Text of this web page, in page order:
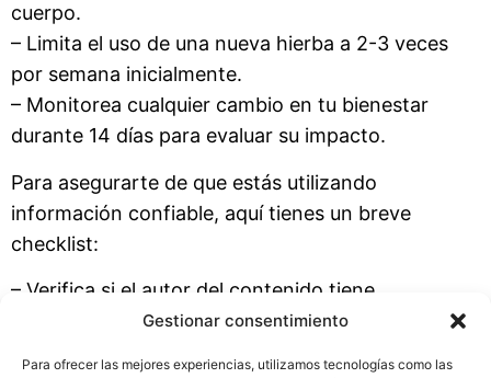
Gestionar consentimiento
Para ofrecer las mejores experiencias, utilizamos tecnologías como las
cuerpo.
– Limita el uso de una nueva hierba a 2-3 veces
por semana inicialmente.
– Monitorea cualquier cambio en tu bienestar
durante 14 días para evaluar su impacto.
Para asegurarte de que estás utilizando
información confiable, aquí tienes un breve
checklist:
– Verifica si el autor del contenido tiene
credenciales relevantes o experiencia en